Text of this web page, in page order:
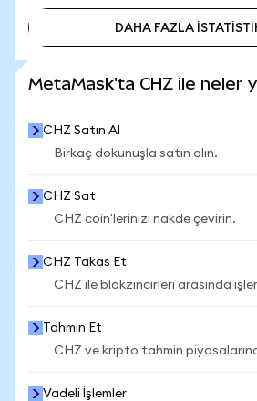
DAHA FAZLA
MetaMask'ta CHZ ile neler
CHZ Satın Al
Birkaç dokunuşla satın alın.
CHZ Sat
CHZ coin'lerinizi nakde çevirin.
CHZ Takas Et
CHZ ile blokzincirleri arasında
Tahmin Et
CHZ ve kripto tahmin
Vadeli İşlemler